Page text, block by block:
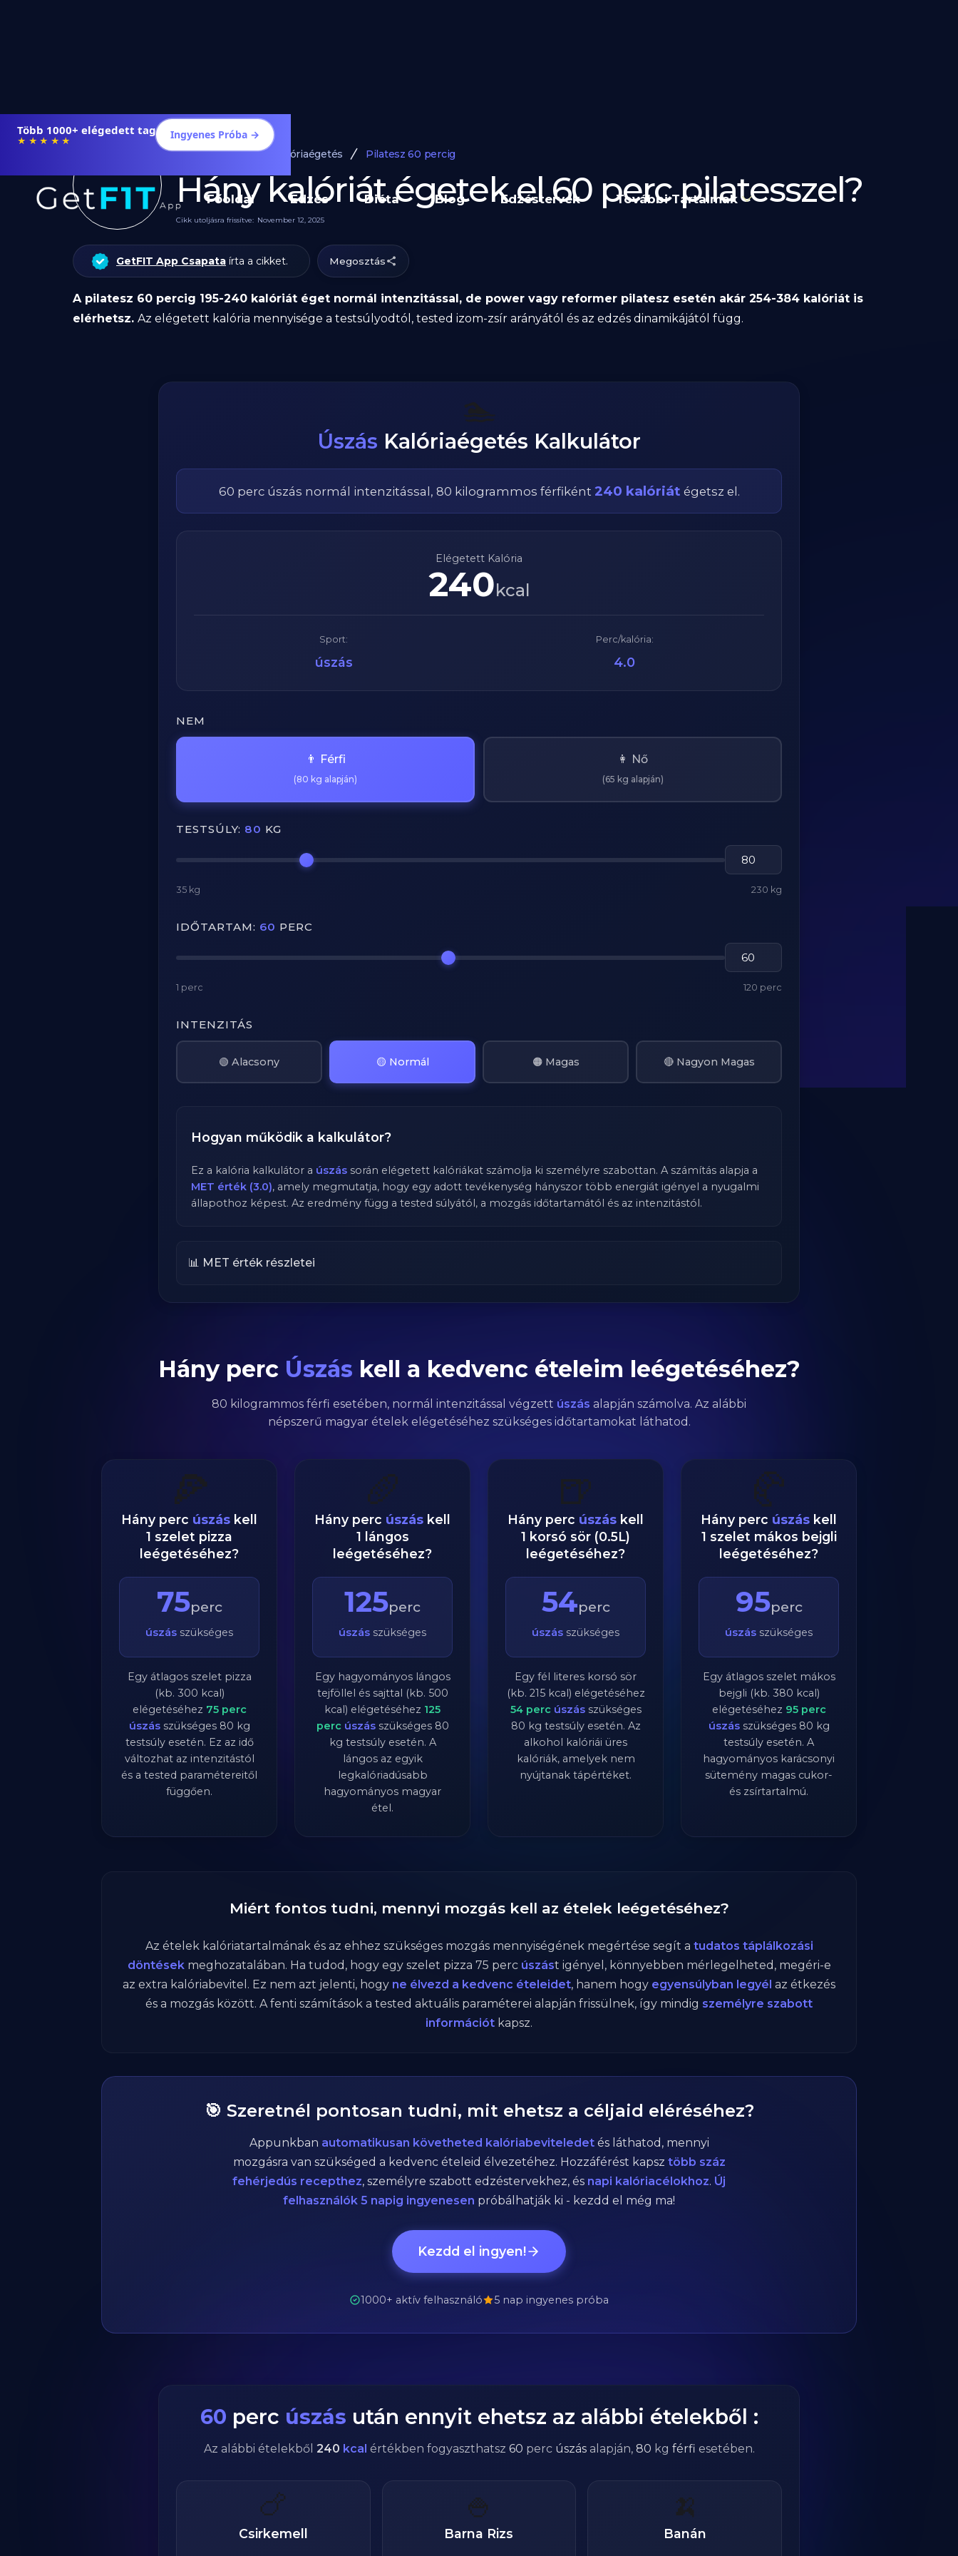
Több 1000+ elégedett tag
★★★★★ Ingyenes Próba →
Főoldal Edzés Diéta Blog Edzéstervek További Tartalmak
Edzés Kalóriaégetés Pilatesz 60 percig
Hány kalóriát égetek el 60 perc pilatesszel?
Cikk utoljásra frissítve: November 12, 2025
GetFIT App Csapata írta a cikket. Megosztás
A pilatesz 60 percig 195-240 kalóriát éget normál intenzitással, de power vagy reformer pilatesz esetén akár 254-384 kalóriát is
elérhetsz. Az elégetett kalória mennyisége a testsúlyodtól, tested izom-zsír arányától és az edzés dinamikájától függ.
🏊
Úszás Kalóriaégetés Kalkulátor
60 perc úszás normál intenzitással, 80 kilogrammos férfi ként 240 kalóriát égetsz el.
Elégetett Kalória
240kcal
Sport:
úszás
Perc/kalória:
4.0
NEM
👨 Férfi
(80 kg alapján)
👩 Nő
(65 kg alapján)
TESTSÚLY: 80 KG
35 kg 230 kg
IDŐTARTAM: 60 PERC
1 perc 120 perc
INTENZITÁS
🟢 Alacsony 🟡 Normál 🟠 Magas 🔴 Nagyon Magas
Hogyan működik a kalkulátor?
Ez a kalória kalkulátor a úszás során elégetett kalóriákat számolja ki személyre szabottan. A számítás alapja a
MET érték (3.0), amely megmutatja, hogy egy adott tevékenység hányszor több energiát igényel a nyugalmi
állapothoz képest. Az eredmény függ a tested súlyától, a mozgás időtartamától és az intenzitástól.
📊 MET érték részletei
Hány perc Úszás kell a kedvenc ételeim leégetéséhez?
80 kilogrammos férfi esetében, normál intenzitással végzett úszás alapján számolva. Az alábbi
népszerű magyar ételek elégetéséhez szükséges időtartamokat láthatod.
🍕
Hány perc úszás kell
1 szelet pizza
leégetéséhez?
75perc
úszás szükséges
Egy átlagos szelet pizza
(kb. 300 kcal)
elégetéséhez 75perc
úszásszükséges 80 kg
testsúly esetén. Ez az idő
változhat az intenzitástól
és a tested paramétereitől
függően.
🥖
Hány perc úszás kell
1 lángos
leégetéséhez?
125perc
úszás szükséges
Egy hagyományos lángos
tejföllel és sajttal (kb. 500
kcal) elégetéséhez 125
perc úszásszükséges 80
kg testsúly esetén. A
lángos az egyik
legkalóriadúsabb
hagyományos magyar
étel.
🍺
Hány perc úszás kell
1 korsó sör (0.5L)
leégetéséhez?
54perc
úszás szükséges
Egy fél literes korsó sör
(kb. 215 kcal) elégetéséhez
54perc úszásszükséges
80 kg testsúly esetén. Az
alkohol kalóriái üres
kalóriák, amelyek nem
nyújtanak tápértéket.
🥐
Hány perc úszás kell
1 szelet mákos bejgli
leégetéséhez?
95perc
úszás szükséges
Egy átlagos szelet mákos
bejgli (kb. 380 kcal)
elégetéséhez 95perc
úszásszükséges 80 kg
testsúly esetén. A
hagyományos karácsonyi
sütemény magas cukor-
és zsírtartalmú.
Miért fontos tudni, mennyi mozgás kell az ételek leégetéséhez?
Az ételek kalóriatartalmának és az ehhez szükséges mozgás mennyiségének megértése segít a tudatos táplálkozási
döntésekmeghozatalában. Ha tudod, hogy egy szelet pizza 75 perc úszást igényel, könnyebben mérlegelheted, megéri-e
az extra kalóriabevitel. Ez nem azt jelenti, hogy ne élvezd a kedvenc ételeidet, hanem hogy egyensúlyban legyél az étkezés
és a mozgás között. A fenti számítások a tested aktuális paraméterei alapján frissülnek, így mindig személyre szabott
információt kapsz.
🎯 Szeretnél pontosan tudni, mit ehetsz a céljaid eléréséhez?
Appunkban automatikusan követheted kalóriabeviteledetés láthatod, mennyi
mozgásra van szükséged a kedvenc ételeid élvezetéhez. Hozzáférést kapsz több száz
fehérjedús recepthez, személyre szabott edzéstervekhez, és napi kalóriacélokhoz. Új
felhasználók 5 napig ingyenesen próbálhatják ki - kezdd el még ma!
Kezdd el ingyen!
1000+ aktív felhasználó 5 nap ingyenes próba
60 perc úszás után ennyit ehetsz az alábbi ételekből :
Az alábbi ételekből 240 kcal értékben fogyaszthatsz 60 perc úszásalapján, 80 kg férfi esetében.
🍗
Csirkemell
🍚
Barna Rizs
🍌
Banán